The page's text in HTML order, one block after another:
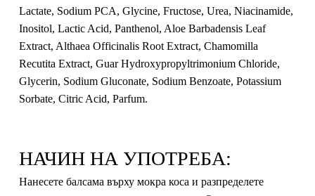
Lactate, Sodium PCA, Glycine, Fructose, Urea, Niacinamide,
Inositol, Lactic Acid, Panthenol, Aloe Barbadensis Leaf
Extract, Althaea Officinalis Root Extract, Chamomilla
Recutita Extract, Guar Hydroxypropyltrimonium Chloride,
Glycerin, Sodium Gluconate, Sodium Benzoate, Potassium
Sorbate, Citric Acid, Parfum.
НАЧИН НА УПОТРЕБА:
Нанесете балсама върху мокра коса и разпределете